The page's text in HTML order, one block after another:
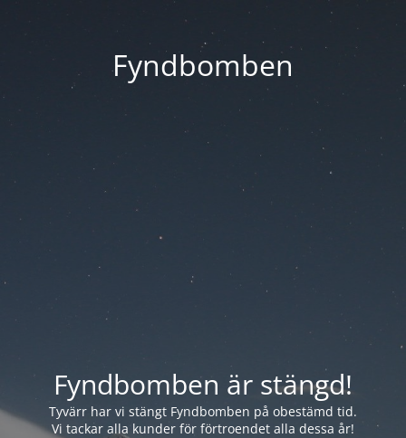
Fyndbomben
Fyndbomben är stängd!
Tyvärr har vi stängt Fyndbomben på obestämd tid.
Vi tackar alla kunder för förtroendet alla dessa år!